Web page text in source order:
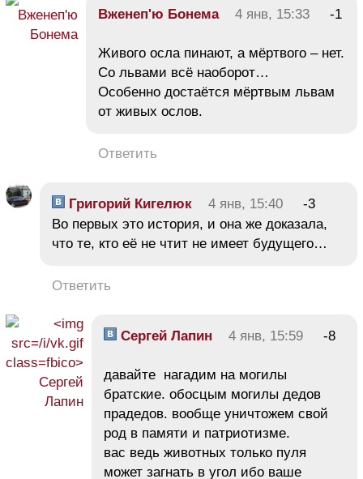
Вженеп'ю Бонема 4 янв, 15:33 -1
Живого осла пинают, а мёртвого – нет.
Со львами всё наоборот…
Особенно достаётся мёртвым львам
от живых ослов.
Ответить
Григорий Кигелюк 4 янв, 15:40
-3
Во первых это история, и она же доказала,
что те, кто её не чтит не имеет будущего…
Ответить
Сергей Лапин 4 янв, 15:59 -8
давайте нагадим на могилы
братские. обосцым могилы дедов
прадедов. вообще уничтожем свой
род в памяти и патриотизме.
вас ведь животных только пуля
может загнать в угол ибо ваше